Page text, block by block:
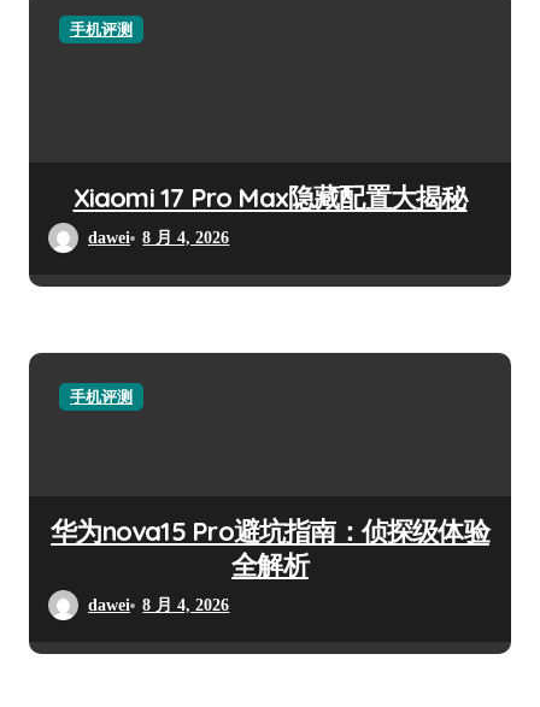
手机评测
Xiaomi 17 Pro Max隐藏配置大揭秘
dawei 8 月 4, 2026
手机评测
华为nova15 Pro避坑指南：侦探级体验
全解析
dawei 8 月 4, 2026